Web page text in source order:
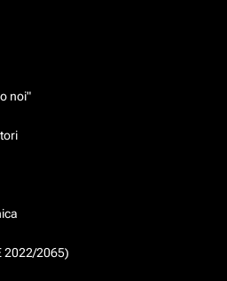
noi"
2022/2065)